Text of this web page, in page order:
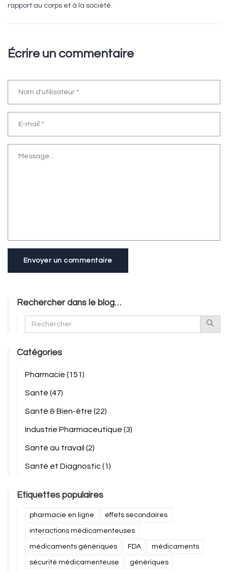
rapport au corps et à la société.
Écrire un commentaire
Envoyer un commentaire
Rechercher dans le blog…
Catégories
Pharmacie (151)
Santé (47)
Santé & Bien-être (22)
Industrie Pharmaceutique (3)
Santé au travail (2)
Santé et Diagnostic(1)
Etiquettes populaires
pharmacie en ligne effets secondaires
interactions médicamenteuses
médicaments génériques FDA médicaments
sécurité médicamenteuse génériques